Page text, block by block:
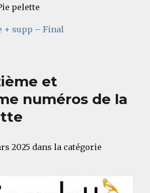
pelette
+ supp – Final
et
numéros de la
2025 dans la catégorie